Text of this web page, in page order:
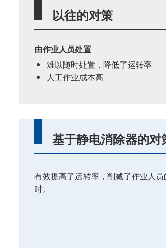
以往的对策
由作业人员处置
难以随时处置，降低了运转率
人工作业成本高
基于静电消除器的对
有效提高了运转率，削减了作业人
时。